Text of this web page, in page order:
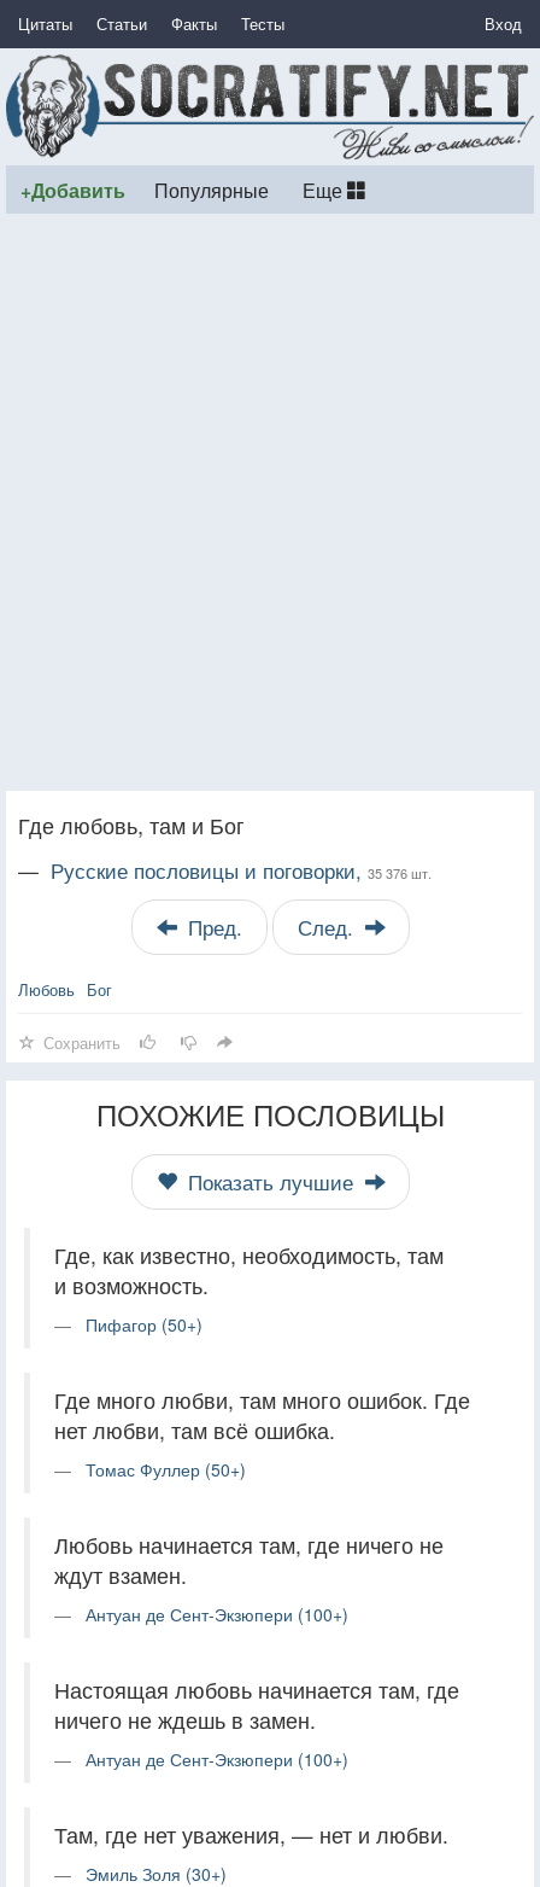
Цитаты Статьи Факты Тесты Вход
+Добавить Популярные Еще
Где любовь, там и Бог
— Русские пословицы и поговорки, 35 376 шт.
Пред. След.
Любовь Бог
Сохранить
ПОХОЖИЕ ПОСЛОВИЦЫ
Показать лучшие
Где, как известно, необходимость, там
и возможность.
Пифагор (50+)
Где много любви, там много ошибок. Где
нет любви, там всё ошибка.
Томас Фуллер (50+)
Любовь начинается там, где ничего не
ждут взамен.
Антуан де Сент-Экзюпери (100+)
Настоящая любовь начинается там, где
ничего не ждешь в замен.
Антуан де Сент-Экзюпери (100+)
Там, где нет уважения, — нет и любви.
Эмиль Золя (30+)